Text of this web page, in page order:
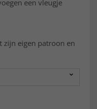
een vleugje
zijn eigen patroon en